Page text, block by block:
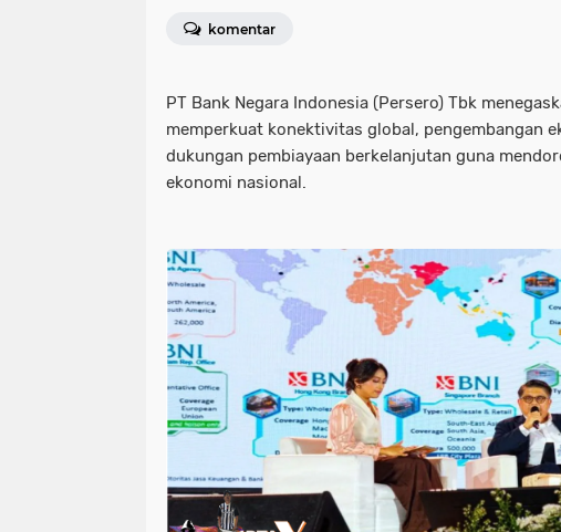
komentar
PT Bank Negara Indonesia (Persero) Tbk
memperkuat konektivitas global, pengembangan
dukungan pembiayaan berkelanjutan guna
ekonomi nasional.